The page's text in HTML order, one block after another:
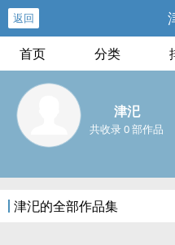
返回
首页 分类
津汜
共收录 0 部作品
津汜的全部作品集